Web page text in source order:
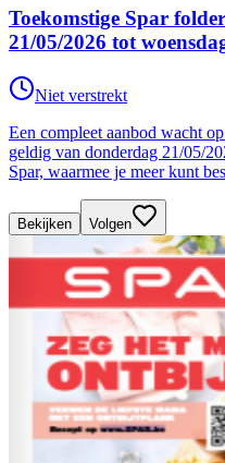
Toekomstige Spar
21/05/2026 tot
Niet verstrekt
Een compleet aanbod wacht
geldig van donderdag 21/05/
Spar, waarmee je meer kunt
Bekijken Volgen